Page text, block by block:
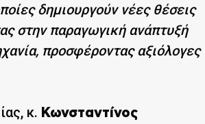
δημιουργούν νέες θέσεις
στην παραγωγική ανάπτυξή
προσφέροντας αξιόλογες
κ. Κωνσταντίνος